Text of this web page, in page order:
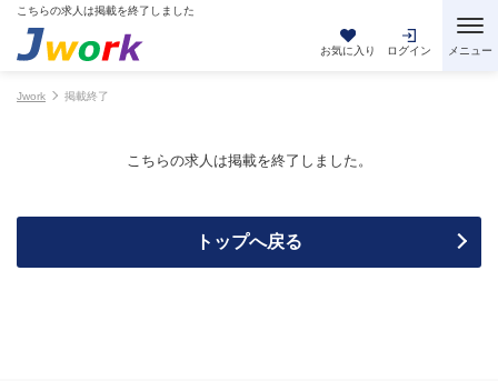
こちらの求人は掲載を終了しました
お気に入り ログイン
Jwork 掲載終了
こちらの求人は掲載を終了しました。
トップへ戻る